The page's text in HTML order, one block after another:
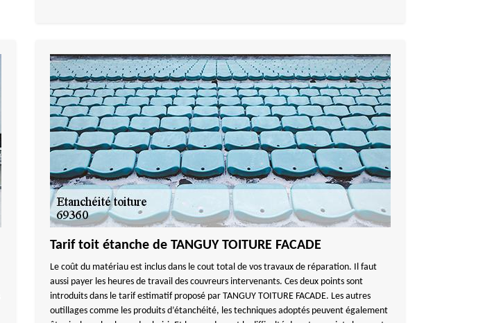
Tarif toit étanche de TANGUY TOITURE FACADE
Le coût du matériau est inclus dans le cout total de vos travaux de réparation. Il faut
aussi payer les heures de travail des couvreurs intervenants. Ces deux points sont
introduits dans le tarif estimatif proposé par TANGUY TOITURE FACADE. Les autres
outillages comme les produits d’étanchéité, les techniques adoptés peuvent également